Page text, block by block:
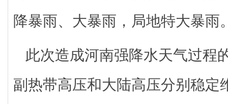
降暴雨、大暴雨，局地特大暴雨
此次造成河南强降水天气过程
副热带高压和大陆高压分别稳定